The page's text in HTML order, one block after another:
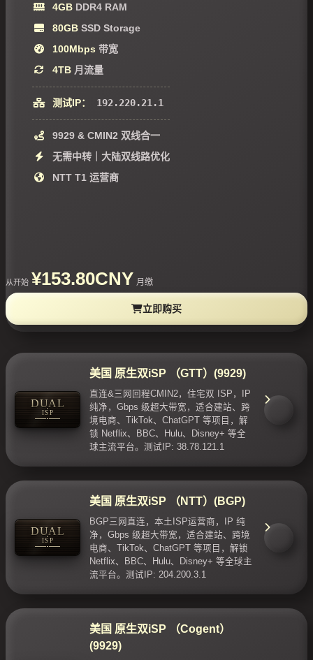
4GB DDR4 RAM
80GB SSD Storage
100Mbps 带宽
4TB 月流量
测试IP： 192.220.21.1
9929 & CMIN2 双线合一
无需中转｜大陆双线路优化
NTT T1 运营商
从开始 ¥153.80CNY 月缴
立即购买
DUAL
ISP
美国 原生双iSP （GTT）(9929)
直连&三网回程CMIN2，住宅双 ISP，IP
纯净，Gbps 级超大带宽，适合建站、跨
境电商、TikTok、ChatGPT 等项目，解
锁 Netflix、BBC、Hulu、Disney+ 等全
球主流平台。测试IP: 38.78.121.1
DUAL
ISP
美国 原生双iSP （NTT）(BGP)
BGP三网直连，本土ISP运营商，IP 纯
净，Gbps 级超大带宽，适合建站、跨境
电商、TikTok、ChatGPT 等项目，解锁
Netflix、BBC、Hulu、Disney+ 等全球主
流平台。测试IP: 204.200.3.1
美国 原生双iSP （Cogent）
(9929)